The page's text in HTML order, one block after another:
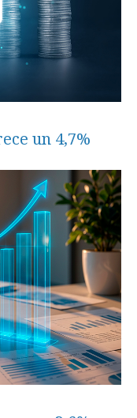
un 4,7%